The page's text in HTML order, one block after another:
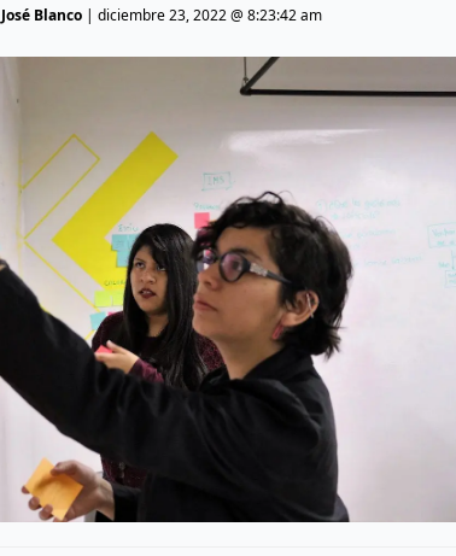
Blanco| diciembre 23, 2022 @ 8:23:42 am